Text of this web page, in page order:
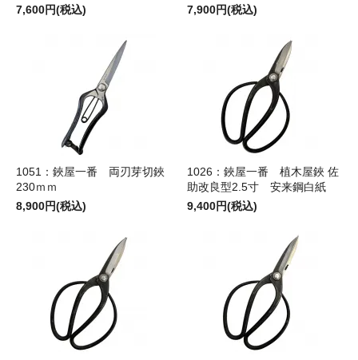
7,600円(税込)
7,900円(税込)
1051：鋏屋一番 両刃芽切鋏
230ｍｍ
8,900円(税込)
1026：鋏屋一番 植木屋鋏 佐
助改良型2.5寸 安来鋼白紙
9,400円(税込)